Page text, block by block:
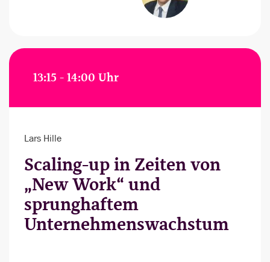
13:15 - 14:00 Uhr
Lars Hille
Scaling-up in Zeiten von
„New Work“ und
sprunghaftem
Unternehmenswachstum